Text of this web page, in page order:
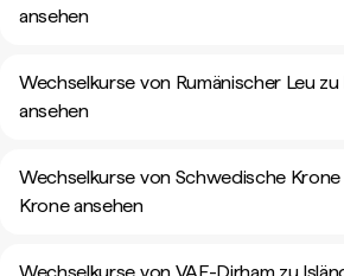
ansehen
Wechselkurse von Rumänischer Leu
ansehen
Wechselkurse von Schwedische Krone
Krone ansehen